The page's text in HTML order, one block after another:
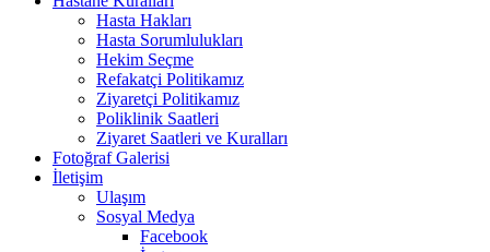
Hasta Hakları
Hasta Sorumlulukları
Hekim Seçme
Refakatçi Politikamız
Ziyaretçi Politikamız
Poliklinik Saatleri
Ziyaret Saatleri ve Kuralları
Fotoğraf Galerisi
İletişim
Ulaşım
Sosyal Medya
Facebook